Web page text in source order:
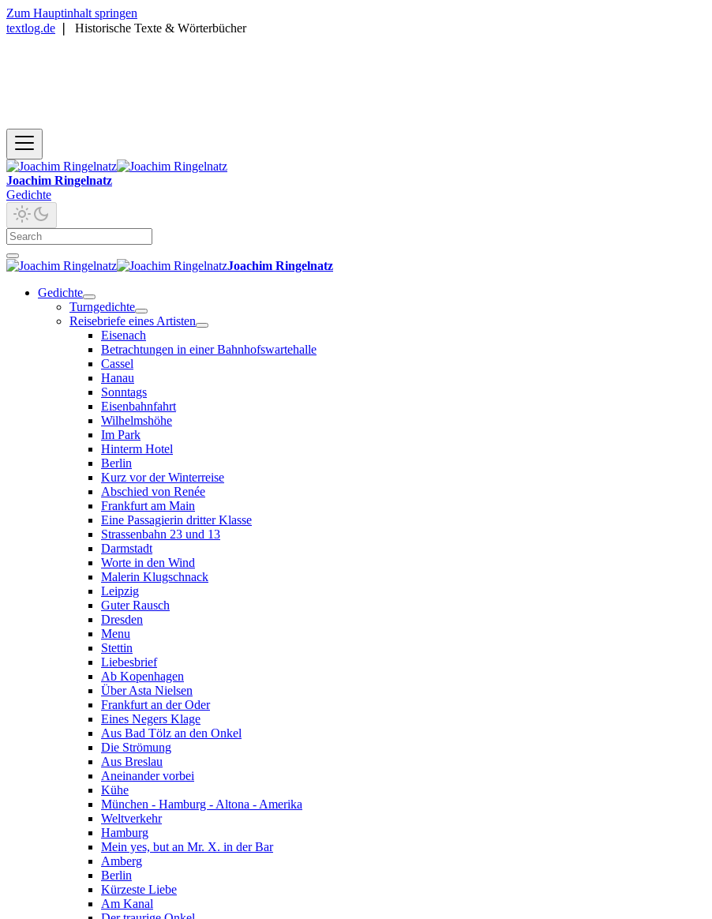
Zum Hauptinhalt springen
textlog.de
Historische Texte & Wörterbücher
Joachim Ringelnatz
Gedichte
Joachim Ringelnatz
Gedichte
Turngedichte
Reisebriefe eines Artisten
Eisenach
Betrachtungen in einer Bahnhofswartehalle
Cassel
Hanau
Sonntags
Eisenbahnfahrt
Wilhelmshöhe
Im Park
Hinterm Hotel
Berlin
Kurz vor der Winterreise
Abschied von Renée
Frankfurt am Main
Eine Passagierin dritter Klasse
Strassenbahn 23 und 13
Darmstadt
Worte in den Wind
Malerin Klugschnack
Leipzig
Guter Rausch
Dresden
Menu
Stettin
Liebesbrief
Ab Kopenhagen
Über Asta Nielsen
Frankfurt an der Oder
Eines Negers Klage
Aus Bad Tölz an den Onkel
Die Strömung
Aus Breslau
Aneinander vorbei
Kühe
München - Hamburg - Altona - Amerika
Weltverkehr
Hamburg
Mein yes, but an Mr. X. in der Bar
Amberg
Berlin
Kürzeste Liebe
Am Kanal